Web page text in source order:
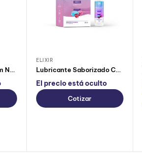
Lubricante Intimo Cum Neutro 250ml
ELIXIR
Lubricante Saborizado Chicle Elixir
El precio está oculto
Cotizar